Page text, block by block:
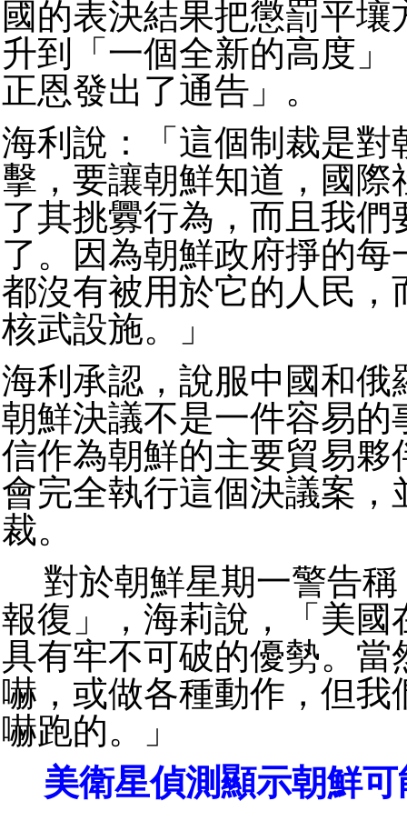
國的表決結果把懲罰平壤
升到「一個全新的高度」
正恩發出了通告」。
海利說：「這個制裁是對
擊，要讓朝鮮知道，國際
了其挑釁行為，而且我們
了。因為朝鮮政府掙的每
都沒有被用於它的人民，
核武設施。」
海利承認，說服中國和俄
朝鮮決議不是一件容易的
信作為朝鮮的主要貿易夥
會完全執行這個決議案，
裁。
對於朝鮮星期一警告稱
報復」，海莉說，「美國
具有牢不可破的優勢。當
嚇，或做各種動作，但我
嚇跑的。」
美衛星偵測顯示朝鮮